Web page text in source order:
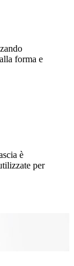
forma e
è
per